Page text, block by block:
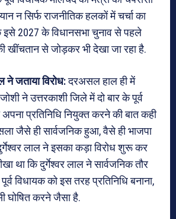
न सिर्फ राजनीतिक हलकों में चर्चा का
इसे 2027 के विधानसभा चुनाव से पहले
खींचतान से जोड़कर भी देखा जा रहा है.
ने जताया विरोध:दरअसल हाल ही में
ने उत्तरकाशी जिले में दो बार के पूर्व
प्रतिनिधि नियुक्त करने की बात कही
जैसे ही सार्वजनिक हुआ, वैसे ही भाजपा
लाल ने इसका कड़ा विरोध शुरू कर
था कि दुर्गेश्वर लाल ने सार्वजनिक तौर
विधायक को इस तरह प्रतिनिधि बनाना,
घोषित करने जैसा है.